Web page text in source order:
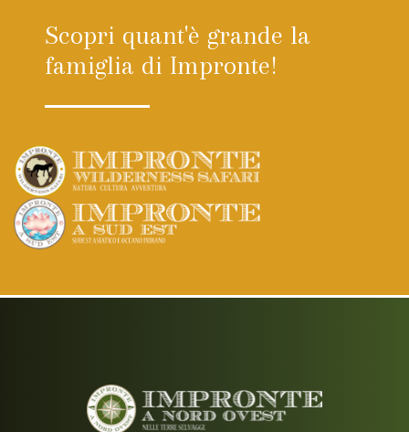
Scopri quant'è grande la
famiglia di Impronte!